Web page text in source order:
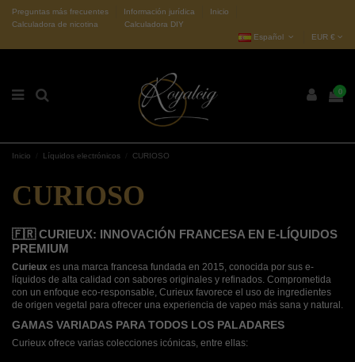
Preguntas más frecuentes Información jurídica
Inicio
Calculadora de nicotina
Calculadora DIY
Español
EUR €
0
Inicio Líquidos electrónicos CURIOSO
CURIOSO
🇫🇷 CURIEUX: INNOVACIÓN FRANCESA EN E-LÍQUIDOS
PREMIUM
Curieux es una marca francesa fundada en 2015, conocida por sus e-
líquidos de alta calidad con sabores originales y refinados. Comprometida
con un enfoque eco-responsable, Curieux favorece el uso de ingredientes
de origen vegetal para ofrecer una experiencia de vapeo más sana y natural.
GAMAS VARIADAS PARA TODOS LOS PALADARES
Curieux ofrece varias colecciones icónicas, entre ellas: